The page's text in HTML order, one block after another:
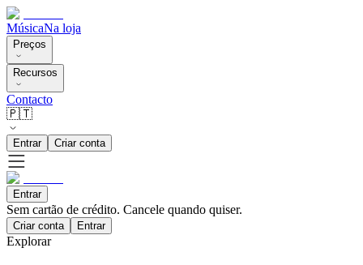
MúsicaNa loja
Preços
Recursos
Contacto
🇵🇹
Entrar Criar conta
Entrar
Sem cartão de crédito. Cancele quando quiser.
Criar conta Entrar
Explorar